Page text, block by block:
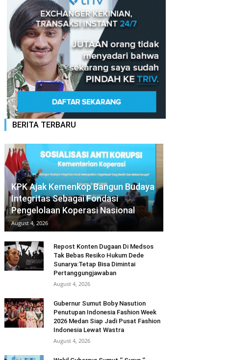
BERITA TERBARU
KPK Ajak Kemenkop Bangun Budaya
Integritas Sebagai Fondasi
Pengelolaan Koperasi Nasional
August 4, 2026
Repost Konten Dugaan Di Medsos
Tak Bebas Resiko Hukum Dede
Sunarya:Tetap Bisa Dimintai
Pertanggungjawaban
August 4, 2026
Gubernur Sumut Boby Nasution
Penutupan Indonesia Fashion Week
2026 Medan Siap Jadi Pusat Fashion
Indonesia Lewat Wastra
August 4, 2026